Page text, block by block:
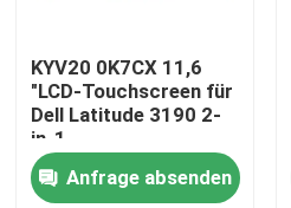
KYV20 0K7CX 11,6
"LCD-Touchscreen für
Dell Latitude 3190 2-
in-1
Anfrage absenden